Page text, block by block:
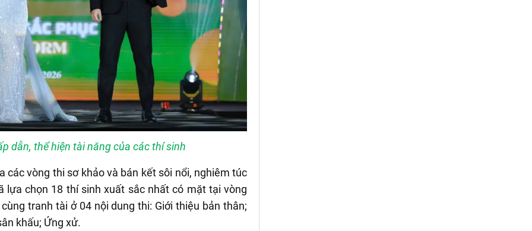
dẫn, thể hiện tài năng của các thí sinh
các vòng thi sơ khảo và bán kết sôi nổi, nghiêm túc
lựa chọn 18 thí sinh xuất sắc nhất có mặt tại vòng
tranh tài ở 04 nội dung thi: Giới thiệu bản thân;
khấu; Ứng xử.